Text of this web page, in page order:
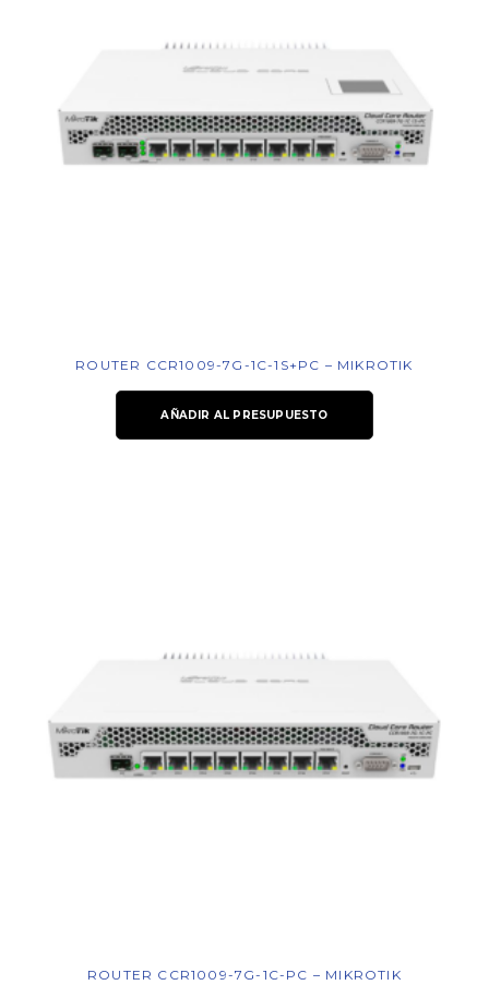
ROUTER CCR1009-7G-1C-1S+PC – MIKROTIK
AÑADIR AL PRESUPUESTO
ROUTER CCR1009-7G-1C-PC – MIKROTIK